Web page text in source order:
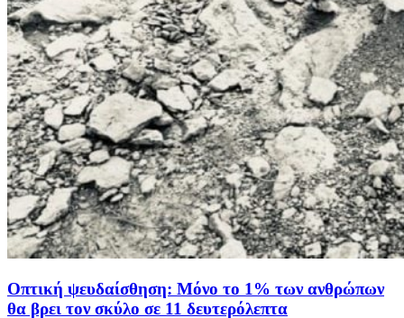
Οπτική ψευδαίσθηση: Μόνο το 1% των ανθρώπων
θα βρει τον σκύλο σε 11 δευτερόλεπτα